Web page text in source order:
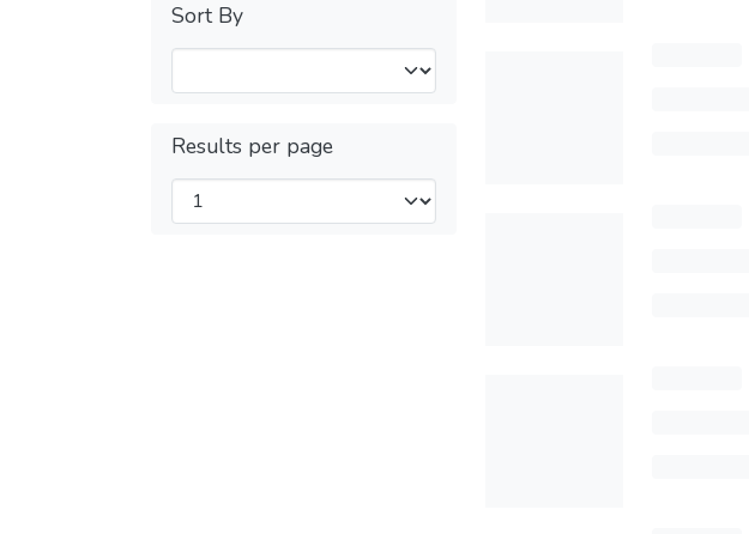
Sort By
Results per page